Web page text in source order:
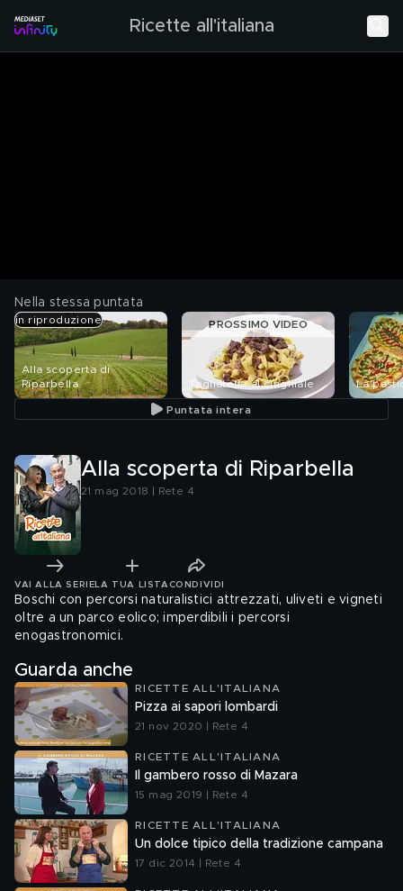
Ricette all'italiana
Nella stessa puntata
in riproduzione
Alla scoperta di
Riparbella
Tagliatelle al cinghiale
PROSSIMO VIDEO
La
Puntata intera
Alla scoperta di Riparbella
21 mag 2018 | Rete 4
VAI ALLA SERIE LA TUA LISTA CONDIVIDI
Boschi con percorsi naturalistici attrezzati, uliveti e vigneti
oltre a un parco eolico; imperdibili i percorsi
enogastronomici.
Guarda anche
RICETTE ALL'ITALIANA
Pizza ai sapori lombardi
21 nov 2020 | Rete 4
RICETTE ALL'ITALIANA
Il gambero rosso di Mazara
15 mag 2019 | Rete 4
RICETTE ALL'ITALIANA
Un dolce tipico della tradizione campana
17 dic 2014 | Rete 4